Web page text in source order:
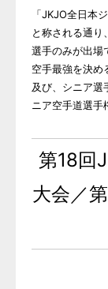
「JKJO全日本
と称される通り
選手のみが出場
空手最強を決め
及び、シニア選
ニア空手道選手
第18回
大会／